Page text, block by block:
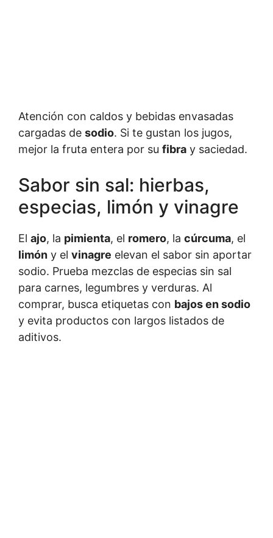
Atención con caldos y bebidas envasadas
cargadas de sodio. Si te gustan los jugos,
mejor la fruta entera por su fibra y saciedad.
Sabor sin sal: hierbas,
especias, limón y vinagre
El ajo, la pimienta, el romero, la cúrcuma, el
limón y el vinagre elevan el sabor sin aportar
sodio. Prueba mezclas de especias sin sal
para carnes, legumbres y verduras. Al
comprar, busca etiquetas con bajos en sodio
y evita productos con largos listados de
aditivos.